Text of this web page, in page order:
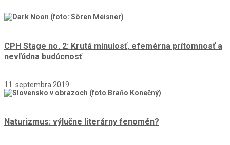
CPH Stage no. 2: Krutá minulosť, efemérna prítomnosť a
nevľúdna budúcnosť
11. septembra 2019
Naturizmus: výlučne literárny fenomén?